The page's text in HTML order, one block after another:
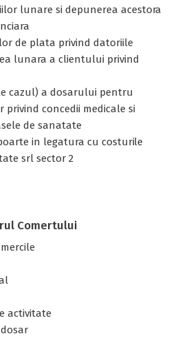
lunare si depunerea acestora
de plata privind datoriile
lunara a clientului privind
cazul) a dosarului pentru
privind concedii medicale si
de sanatate
in legatura cu costurile
srl sector 2
Comertului
activitate